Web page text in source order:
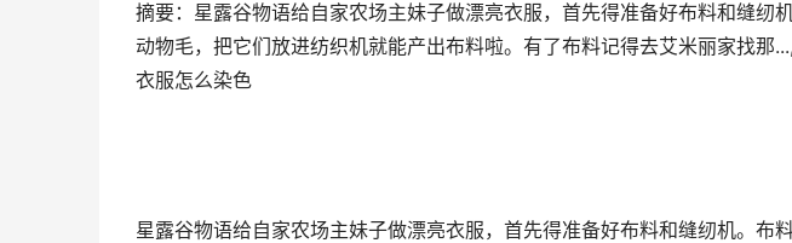
摘要：星露谷物语给自家农场主妹子做漂亮衣服，首先得准备好布料和缝纫
动物毛，把它们放进纺织机就能产出布料啦。有了布料记得去艾米丽家找那
衣服怎么染色
星露谷物语给自家农场主妹子做漂亮衣服，首先得准备好布料和缝纫机。布